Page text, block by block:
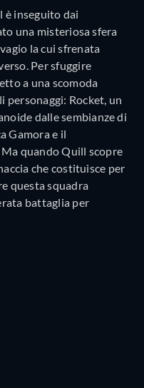
è inseguito dai
una misteriosa sfera
la cui sfrenata
Per sfuggire
a una scomoda
Rocket, un
dalle sembianze di
Gamora e il
quando Quill scopre
che costituisce per
questa squadra
battaglia per